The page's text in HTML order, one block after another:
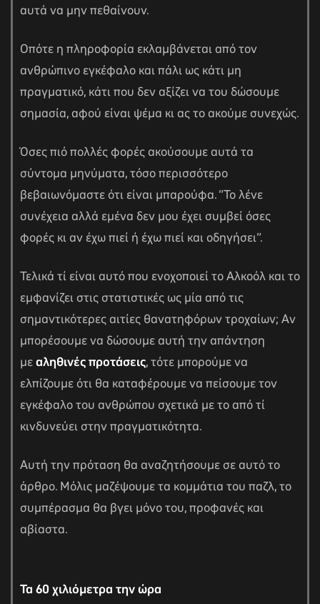
αυτά να μην πεθαίνουν.
Οπότε η πληροφορία εκλαμβάνεται από τον
ανθρώπινο εγκέφαλο και πάλι ως κάτι μη
πραγματικό, κάτι που δεν αξίζει να του δώσουμε
σημασία, αφού είναι ψέμα κι ας το ακούμε συνεχώς.
Όσες πιό πολλές φορές ακούσουμε αυτά τα
σύντομα μηνύματα, τόσο περισσότερο
βεβαιωνόμαστε ότι είναι μπαρούφα. “Το λένε
συνέχεια αλλά εμένα δεν μου έχει συμβεί όσες
φορές κι αν έχω πιεί ή έχω πιεί και οδηγήσει”.
Τελικά τί είναι αυτό που ενοχοποιεί το Αλκοόλ και το
εμφανίζει στις στατιστικές ως μία από τις
σημαντικότερες αιτίες θανατηφόρων τροχαίων; Αν
μπορέσουμε να δώσουμε αυτή την απάντηση
μεαληθινές προτάσεις, τότε μπορούμε να
ελπίζουμε ότι θα καταφέρουμε να πείσουμε τον
εγκέφαλο του ανθρώπου σχετικά με το από τί
κινδυνεύει στην πραγματικότητα.
Αυτή την πρόταση θα αναζητήσουμε σε αυτό το
άρθρο. Μόλις μαζέψουμε τα κομμάτια του παζλ, το
συμπέρασμα θα βγει μόνο του, προφανές και
αβίαστα.
Τα 60 χιλιόμετρα την ώρα